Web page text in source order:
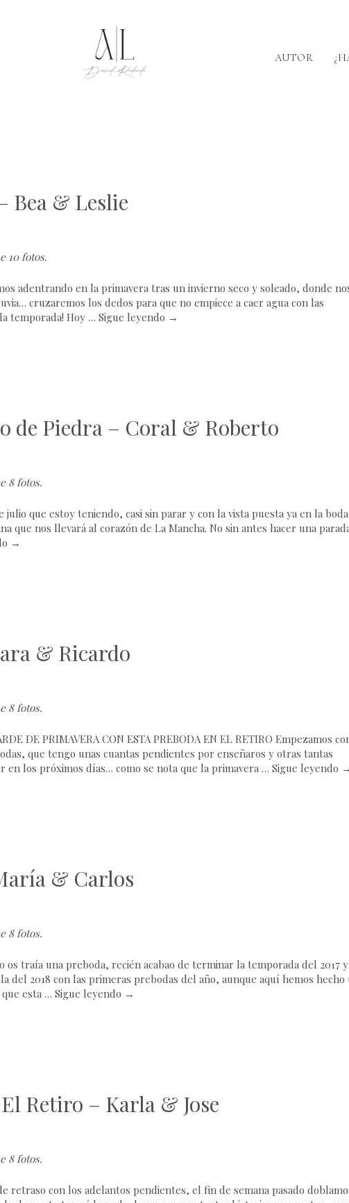
AUTOR
Bea & Leslie
10 fotos.
adentrando en la primavera tras un invierno seco y soleado, donde
cruzaremos los dedos para que no empiece a caer agua con las
temporada! Hoy … Sigue leyendo →
de Piedra – Coral & Roberto
8 fotos.
julio que estoy teniendo, casi sin parar y con la vista puesta ya en la boda
que nos llevará al corazón de La Mancha. No sin antes hacer una
→
& Ricardo
8 fotos.
DE PRIMAVERA CON ESTA PREBODA EN EL RETIRO Empezamos
que tengo unas cuantas pendientes por enseñaros y otras tantas
en los próximos días… como se nota que la primavera … Sigue leyendo
& Carlos
8 fotos.
os traía una preboda, recién acabao de terminar la temporada del 2017 y
del 2018 con las primeras prebodas del año, aunque aquí hemos hecho
esta … Sigue leyendo →
Retiro – Karla & Jose
8 fotos.
retraso con los adelantos pendientes, el fin de semana pasado